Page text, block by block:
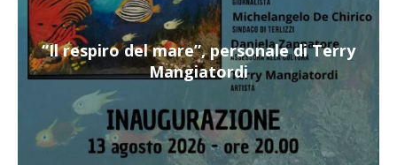
“Il respiro del mare”, personale di Terry
Mangiatordi